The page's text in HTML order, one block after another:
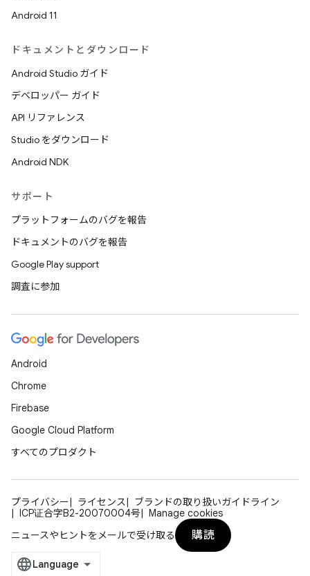
Android 11
ドキュメントとダウンロード
Android Studio ガイド
デベロッパー ガイド
API リファレンス
Studio をダウンロード
Android NDK
サポート
プラットフォームのバグを報告
ドキュメントのバグを報告
Google Play support
調査に参加
Android
Chrome
Firebase
Google Cloud Platform
すべてのプロダクト
プライバシー ライセンス
ブランドの取り扱いガイドライン
ICP证合字B2-20070004号
Manage cookies
ニュースやヒントをメールで受け取る
購読